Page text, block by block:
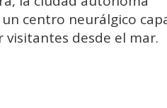
centro neurálgico
desde el mar.